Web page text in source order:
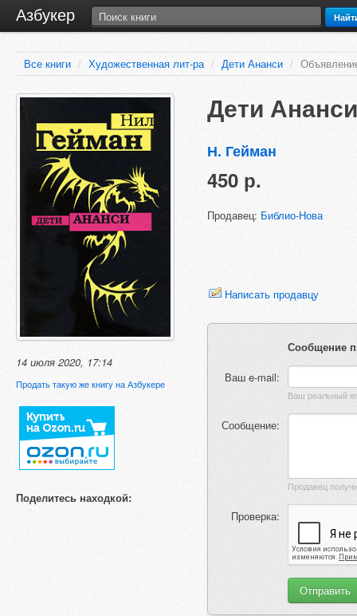
Азбукер
Все книги / Художественная лит-ра / Дети Ананси /
14 июля 2020, 17:14
Продать такую же книгу на Азбукере
Поделитесь находкой:
Дети Ананси
Н. Гейман
450 р.
Продавец: Библио-Нова
Написать продавцу
Сообщение
Ваш e-mail:
Сообщение:
Проверка: